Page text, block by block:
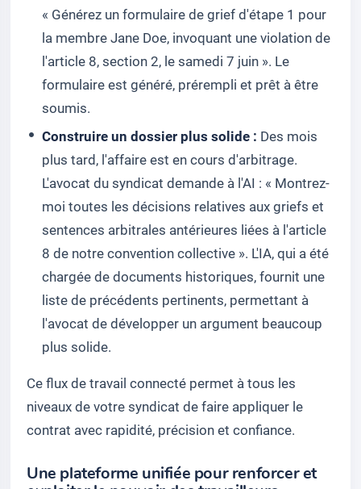
« Générez un formulaire de grief d'étape 1 pour
la membre Jane Doe, invoquant une violation de
l'article 8, section 2, le samedi 7 juin ». Le
formulaire est généré, prérempli et prêt à être
soumis.
Construire un dossier plus solide : Des mois
plus tard, l'affaire est en cours d'arbitrage.
L'avocat du syndicat demande à l'AI : « Montrez-
moi toutes les décisions relatives aux griefs et
sentences arbitrales antérieures liées à l'article
8 de notre convention collective ». L'IA, qui a été
chargée de documents historiques, fournit une
liste de précédents pertinents, permettant à
l'avocat de développer un argument beaucoup
plus solide.
Ce flux de travail connecté permet à tous les
niveaux de votre syndicat de faire appliquer le
contrat avec rapidité, précision et confiance.
Une plateforme unifiée pour renforcer et